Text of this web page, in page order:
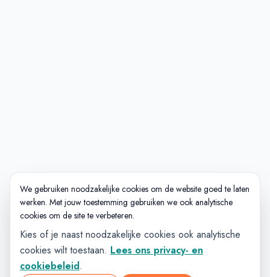
We gebruiken noodzakelijke cookies om de website goed te laten
werken. Met jouw toestemming gebruiken we ook analytische
cookies om de site te verbeteren.
Kies of je naast noodzakelijke cookies ook analytische
cookies wilt toestaan. Lees ons privacy- en
cookiebeleid.